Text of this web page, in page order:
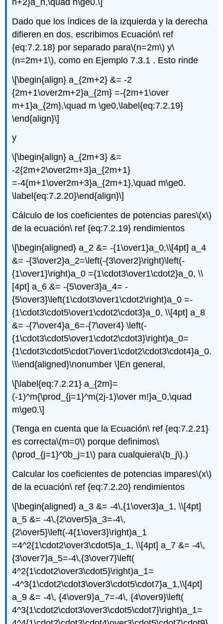
Dado que los índices de la izquierda y la derecha
difieren en dos, escribimos Ecuación\ ref
{eq:7.2.18} por separado para\(n=2m\) y\
(n=2m+1\), como en Ejemplo 7.3.1 . Esto rinde
\[\begin{align} a_{2m+2} &= -2
{2m+1\over2m+2}a_{2m} =-{2m+1\over
m+1}a_{2m},\quad m \ge0,\label{eq:7.2.19}
\end{align}\]
y
\[\begin{align} a_{2m+3} &=
-2{2m+2\over2m+3}a_{2m+1}
=-4{m+1\over2m+3}a_{2m+1},\quad m\ge0.
\label{eq:7.2.20}\end{align}\]
Cálculo de los coeficientes de potencias pares\(x\)
de la ecuación\ ref {eq:7.2.19} rendimientos
\[\begin{aligned} a_2 &= -{1\over1}a_0,\\[4pt] a_4
&= -{3\over2}a_2=\left(-{3\over2}\right)\left(-
{1\over1}\right)a_0 ={1\cdot3\over1\cdot2}a_0, \\
[4pt] a_6 &= -{5\over3}a_4= -
{5\over3}\left(1\cdot3\over1\cdot2\right)a_0 =-
{1\cdot3\cdot5\over1\cdot2\cdot3}a_0, \\[4pt] a_8
&= -{7\over4}a_6=-{7\over4} \left(-
{1\cdot3\cdot5\over1\cdot2\cdot3}\right)a_0=
{1\cdot3\cdot5\cdot7\over1\cdot2\cdot3\cdot4}a_0.
\\\end{aligned}\nonumber \]En general,
\[\label{eq:7.2.21} a_{2m}=
(-1)^m{\prod_{j=1}^m(2j-1)\over m!}a_0,\quad
m\ge0.\]
(Tenga en cuenta que la Ecuación\ ref {eq:7.2.21}
es correcta\(m=0\) porque definimos\
(\prod_{j=1}^0b_j=1\) para cualquiera\(b_j\).)
Calcular los coeficientes de potencias impares\(x\)
de la ecuación\ ref {eq:7.2.20} rendimientos
\[\begin{aligned} a_3 &= -4\,{1\over3}a_1, \\[4pt]
a_5 &= -4\,{2\over5}a_3=-4\,
{2\over5}\left(-4{1\over3}\right)a_1
=4^2{1\cdot2\over3\cdot5}a_1, \\[4pt] a_7 &= -4\,
{3\over7}a_5=-4\,{3\over7}\left(
4^2{1\cdot2\over3\cdot5}\right)a_1=
-4^3{1\cdot2\cdot3\over3\cdot5\cdot7}a_1,\\[4pt]
a_9 &= -4\, {4\over9}a_7=-4\, {4\over9}\left(
4^3{1\cdot2\cdot3\over3\cdot5\cdot7}\right)a_1=